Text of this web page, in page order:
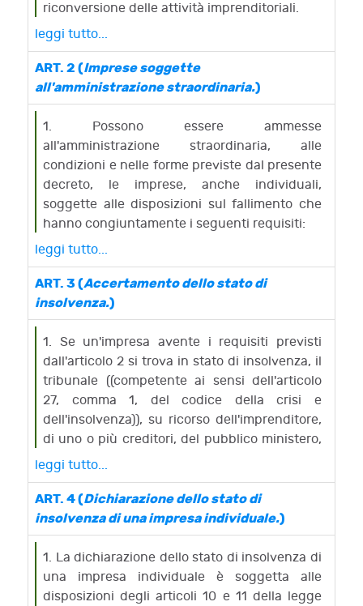
riconversione delle attività imprenditoriali.
leggi tutto...
ART. 2 (Imprese soggette
all'amministrazione straordinaria.)
1. Possono essere ammesse
all'amministrazione straordinaria, alle
condizioni e nelle forme previste dal presente
decreto, le imprese, anche individuali,
soggette alle disposizioni sul fallimento che
hanno congiuntamente i seguenti requisiti:
a) un numero di lavoratori subordinati,
compresi quelli ammessi al trattamento di
integrazione dei guadagni, non inferiore a
duecento da almeno un anno;
b) debiti per un ammontare complessivo non
inferiore ai due terzi tanto del totale
dell'attivo dello stato patrimoniale che dei
ricavi provenienti dalle vendite e dalle
prestazioni dell'ultimo esercizio.
1-bis. Le imprese confiscate ai sensi della
legge 31 maggio 1965, n. 575, e successive
modificazioni, possono essere ammesse
all’amministrazione straordinaria, alle
condizioni e nelle forme previste dal presente
decreto, anche in mancanza dei requisiti di
cui alle lettere a) e b) del comma 1.
leggi tutto...
ART. 3 (Accertamento dello stato di
insolvenza.)
1. Se un'impresa avente i requisiti previsti
dall'articolo 2 si trova in stato di insolvenza, il
tribunale ((competente ai sensi dell'articolo
27, comma 1, del codice della crisi e
dell'insolvenza)), su ricorso dell'imprenditore,
di uno o più creditori, del pubblico ministero,
ovvero d'ufficio, dichiara tale stato con
sentenza in camera di consiglio.
2. Il tribunale provvede a norma del comma 1
anche quando, in base alle disposizioni
contenute nei titoli III e IV del regio decreto 16
marzo 1942, n. 267 ("legge fallimentare"), si
dovrebbe far luogo alla dichiarazione di
fallimento di un'impresa ammessa alla
leggi tutto...
ART. 4 (Dichiarazione dello stato di
insolvenza di una impresa individuale.)
1. La dichiarazione dello stato di insolvenza di
una impresa individuale è soggetta alle
disposizioni degli articoli 10 e 11 della legge